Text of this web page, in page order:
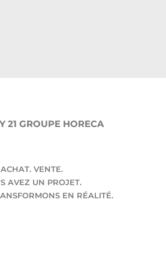
21 GROUPE HORECA
ACHAT. VENTE.
AVEZ UN PROJET.
EN RÉALITÉ.